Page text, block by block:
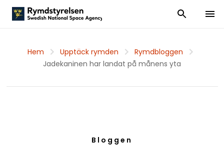
Visa och dölj
Visa
Hem Upptäck rymden
Rymdbloggen
Jadekaninen har landat på månens yta
Bloggen